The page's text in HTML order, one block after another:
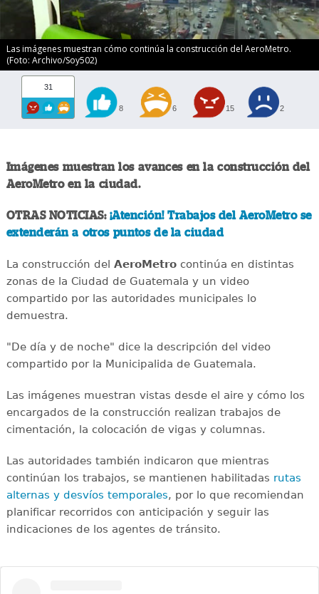
Las imágenes muestran cómo continúa la construcción del AeroMetro.
(Foto: Archivo/Soy502)
31
8 6 15 2
Imágenes muestran los avances en la construcción del
AeroMetro en la ciudad.
OTRAS NOTICIAS: ¡Atención! Trabajos del AeroMetro se
extenderán a otros puntos de la ciudad
La construcción del AeroMetrocontinúa en distintas
zonas de la Ciudad de Guatemala y un video
compartido por las autoridades municipales lo
demuestra.
"De día y de noche" dice la descripción del video
compartido por la Municipalida de Guatemala.
Las imágenes muestran vistas desde el aire y cómo los
encargados de la construcción realizan trabajos de
cimentación, la colocación de vigas y columnas.
Las autoridades también indicaron que mientras
continúan los trabajos, se mantienen habilitadas rutas
alternas y desvíos temporales, por lo que recomiendan
planificar recorridos con anticipación y seguir las
indicaciones de los agentes de tránsito.